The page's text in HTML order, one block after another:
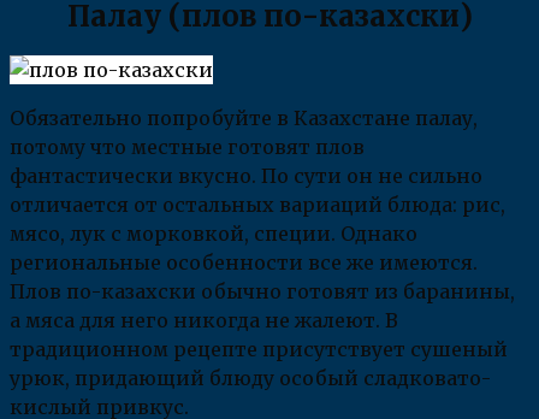
Палау (плов по-казахски)
Обязательно попробуйте в Казахстане палау,
потому что местные готовят плов
фантастически вкусно. По сути он не сильно
отличается от остальных вариаций блюда: рис,
мясо, лук с морковкой, специи. Однако
региональные особенности все же имеются.
Плов по-казахски обычно готовят из баранины,
а мяса для него никогда не жалеют. В
традиционном рецепте присутствует сушеный
урюк, придающий блюду особый сладковато-
кислый привкус.